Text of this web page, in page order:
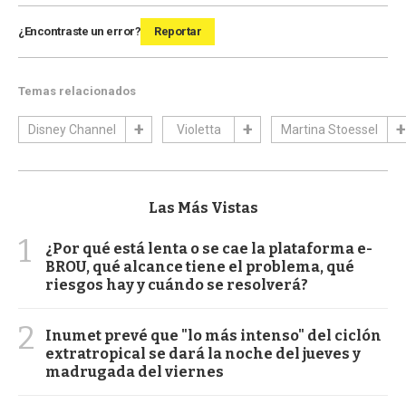
¿Encontraste un error? Reportar
Temas relacionados
Disney Channel Violetta Martina Stoessel
Las Más Vistas
1
¿Por qué está lenta o se cae la plataforma e-
BROU, qué alcance tiene el problema, qué
riesgos hay y cuándo se resolverá?
2
Inumet prevé que "lo más intenso" del ciclón
extratropical se dará la noche del jueves y
madrugada del viernes